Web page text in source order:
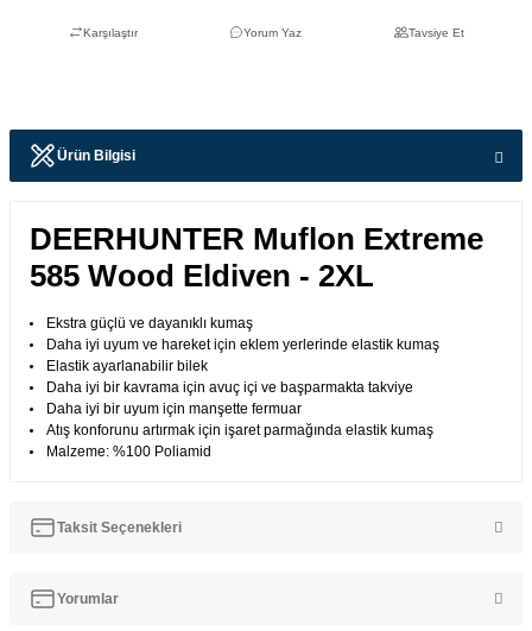
Karşılaştır Yorum Yaz Tavsiye Et
Ürün Bilgisi
DEERHUNTER Muflon Extreme
585 Wood Eldiven - 2XL
Ekstra güçlü ve dayanıklı kumaş
Daha iyi uyum ve hareket için eklem yerlerinde elastik kumaş
Elastik ayarlanabilir bilek
Daha iyi bir kavrama için avuç içi ve başparmakta takviye
Daha iyi bir uyum için manşette fermuar
Atış konforunu artırmak için işaret parmağında elastik kumaş
Malzeme: %100 Poliamid
Taksit Seçenekleri
Yorumlar